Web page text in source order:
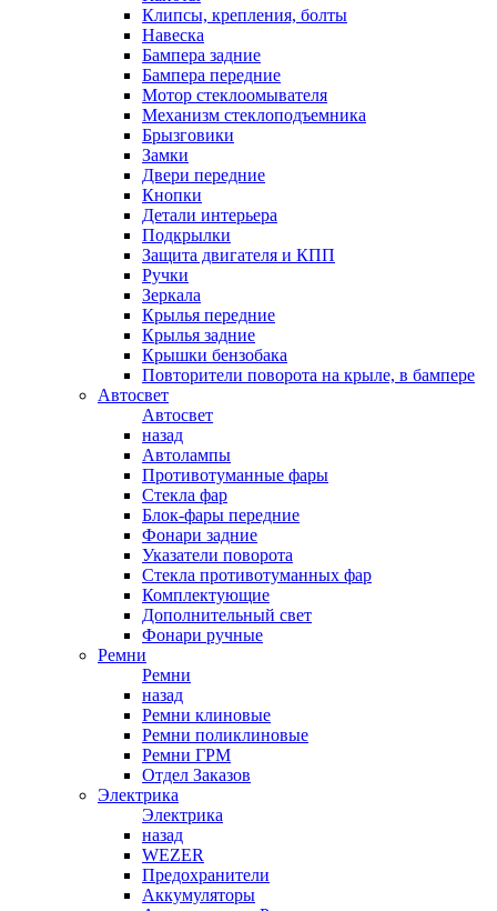
Клипсы, крепления, болты
Навеска
Бампера задние
Бампера передние
Мотор стеклоомывателя
Механизм стеклоподъемника
Брызговики
Замки
Двери передние
Кнопки
Детали интерьера
Подкрылки
Защита двигателя и КПП
Ручки
Зеркала
Крылья передние
Крылья задние
Крышки бензобака
Повторители поворота на крыле, в бампере
Автосвет
Автосвет
назад
Автолампы
Противотуманные фары
Стекла фар
Блок-фары передние
Фонари задние
Указатели поворота
Стекла противотуманных фар
Комплектующие
Дополнительный свет
Фонари ручные
Ремни
Ремни
назад
Ремни клиновые
Ремни поликлиновые
Ремни ГРМ
Отдел Заказов
Электрика
Электрика
назад
WEZER
Предохранители
Аккумуляторы